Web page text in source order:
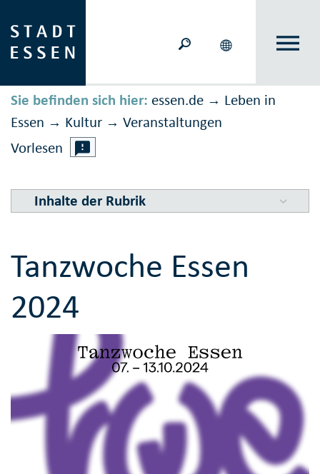
Sie befinden sich hier: essen.de → Leben in
Essen → Kultur → Veranstal­tungen
Vorlesen
Inhalte der Rubrik
Tanzwoche Essen
2024